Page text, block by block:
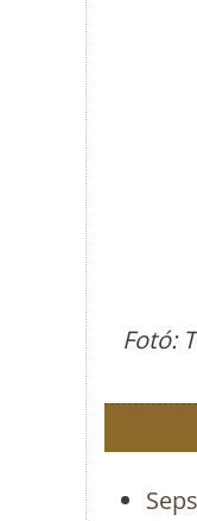
Fotó: